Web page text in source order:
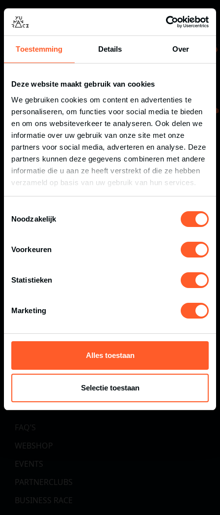
Toestemming Details Over
Deze website maakt gebruik van cookies
We gebruiken cookies om content en advertenties te
personaliseren, om functies voor social media te bieden
en om ons websiteverkeer te analyseren. Ook delen we
informatie over uw gebruik van onze site met onze
partners voor social media, adverteren en analyse. Deze
partners kunnen deze gegevens combineren met andere
informatie die u aan ze heeft verstrekt of die ze hebben
verzameld op basis van uw gebruik van hun services.
Noodzakelijk
Voorkeuren
Statistieken
Marketing
Alles toestaan
Selectie toestaan
MELD JE AAN VOOR ONZE NIEUWSBRIEF!
23.08.2026 KIDS OBSTACLE RUN HENGELO
05.09.2026 HALF MARATHON
05.09.2026 KIDS OBSTACLE RUN HELLENDOORN
06.09.2026 OBSTACLE RUN
COMING SOON
HANDIGE PAGINA'S
FAQ’S
WEBSHOP
EVENTS
PARTNERCLUBS
BUSINESS RACE